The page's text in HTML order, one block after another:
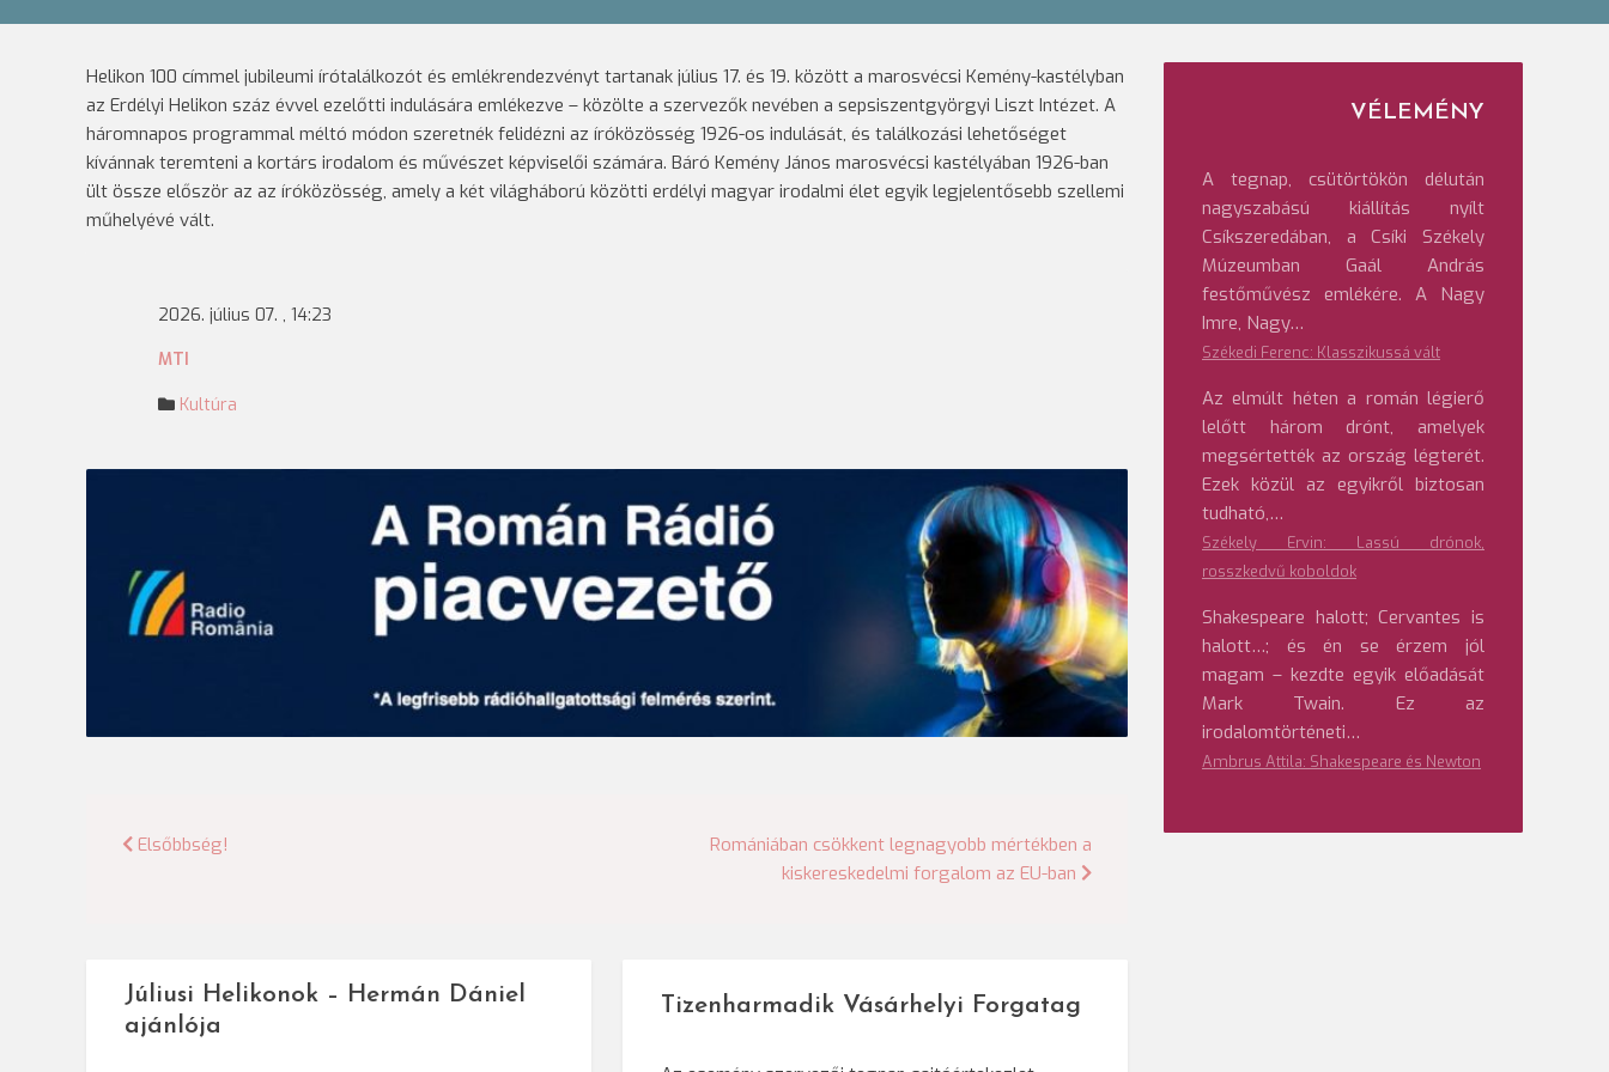
Helikon 100 címmel jubileumi írótalálkozót és emlékrendezvényt tartanak július 17. és 19. között a marosvécsi Kemény-kastélyban
az Erdélyi Helikon száz évvel ezelőtti indulására emlékezve – közölte a szervezők nevében a sepsiszentgyörgyi Liszt Intézet. A
háromnapos programmal méltó módon szeretnék felidézni az íróközösség 1926-os indulását, és találkozási lehetőséget
kívánnak teremteni a kortárs irodalom és művészet képviselői számára. Báró Kemény János marosvécsi kastélyában 1926-ban
ült össze először az az íróközösség, amely a két világháború közötti erdélyi magyar irodalmi élet egyik legjelentősebb szellemi
műhelyévé vált.
2026. július 07. , 14:23
MTI
Kultúra
Bejegyzés
Elsőbbség!
Romániában csökkent legnagyobb mértékben a
kiskereskedelmi forgalom az EU-ban
Júliusi Helikonok – Hermán Dániel
ajánlója
Tizenharmadik Vásárhelyi Forgatag
VÉLEMÉNY
A tegnap, csütörtökön délután
nagyszabású kiállítás nyílt
Csíkszeredában, a Csíki Székely
Múzeumban Gaál András
festőművész emlékére. A Nagy
Imre, Nagy…
Székedi Ferenc: Klasszikussá vált
Az elmúlt héten a román légierő
lelőtt három drónt, amelyek
megsértették az ország légterét.
Ezek közül az egyikről biztosan
tudható,…
Székely Ervin: Lassú drónok,
rosszkedvű koboldok
Shakespeare halott; Cervantes is
halott…; és én se érzem jól
magam – kezdte egyik előadását
Mark Twain. Ez az
irodalomtörténeti…
Ambrus Attila: Shakespeare és Newton